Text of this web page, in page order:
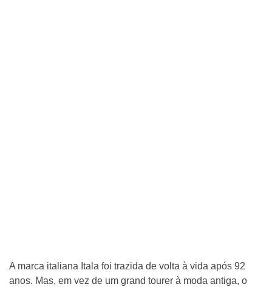
A marca italiana Itala foi trazida de volta à vida após 92
anos. Mas, em vez de um grand tourer à moda antiga, o